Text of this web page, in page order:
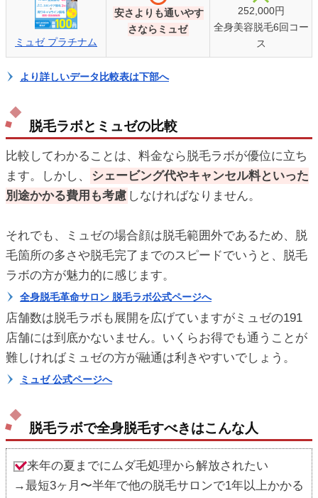
ミュゼ プラチナム
安さよりも通いやす
さならミュゼ
252,000円
全身美容脱毛6回コー
ス
より詳しいデータ比較表は下部へ
脱毛ラボとミュゼの比較
比較してわかることは、料金なら脱毛ラボが優位に立ち
ます。しかし、
シェービング代やキャンセル料といった
別途かかる費用も考慮 しなければなりません。
それでも、ミュゼの場合顔は脱毛範囲外であるため、脱
毛箇所の多さや脱毛完了までのスピードでいうと、脱毛
ラボの方が魅力的に感じます。
全身脱毛革命サロン 脱毛ラボ公式ページへ
店舗数は脱毛ラボも展開を広げていますがミュゼの191
店舗には到底かないません。いくらお得でも通うことが
難しければミュゼの方が融通は利きやすいでしょう。
ミュゼ 公式ページへ
脱毛ラボで全身脱毛すべきはこんな人
来年の夏までにムダ毛処理から解放されたい
→最短3ヶ月〜半年で他の脱毛サロンで1年以上かかる